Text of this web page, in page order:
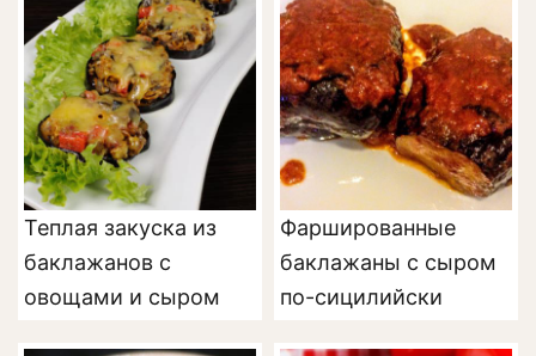
Теплая закуска из
баклажанов с
овощами и сыром
Фаршированные
баклажаны с сыром
по-сицилийски